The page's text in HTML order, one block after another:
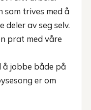
som trives med å
deler av seg selv.
prat med våre
å jobbe både på
er om